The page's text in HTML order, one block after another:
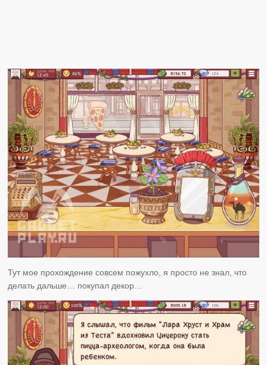
Тут мое прохождение совсем пожухло, я просто не знал, что
делать дальше… покупал декор…